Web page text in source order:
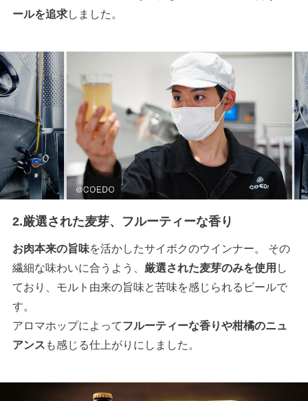
ールを追求しました。
2.厳選された麦芽、フルーティーな香り
お肉本来の旨味を活かしたサイボクのウインナー。 その
繊細な味わいに合うよう、 厳選された麦芽のみを使用 し
ており、モルト由来の旨味と苦味を感じられるビールで
す。
アロマホップによってフルーティーな香りや柑橘のニュ
アンス も感じる仕上がりにしました。